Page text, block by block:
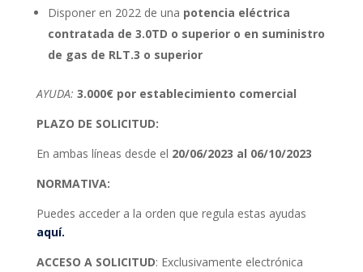
Disponer en 2022 de una potencia eléctrica
contratada de 3.0TD o superior o en suministro
de gas de RLT.3 o superior
AYUDA: 3.000€ por establecimiento comercial
PLAZO DE SOLICITUD:
En ambas líneas desde el 20/06/2023 al 06/10/2023
NORMATIVA:
Puedes acceder a la orden que regula estas ayudas
aquí.
ACCESO A SOLICITUD: Exclusivamente electrónica